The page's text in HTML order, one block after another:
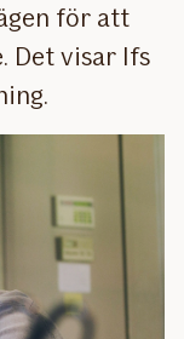
för att
Det visar Ifs